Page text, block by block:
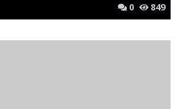
0 849